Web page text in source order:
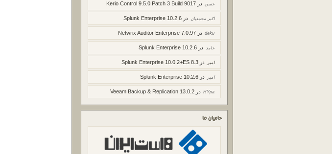
حسن در Kerio Control 9.5.0 Patch 3 Build 9017
اکبر محمدیان در Splunk Enterprise 10.2.6
deku در Netwrix Auditor Enterprise 7.0.97
حامد در Splunk Enterprise 10.2.6
امیر در Splunk Enterprise 10.0.2+ES 8.3
امیر در Splunk Enterprise 10.2.6
HYpa در Veeam Backup & Replication 13.0.2
حامیان ما